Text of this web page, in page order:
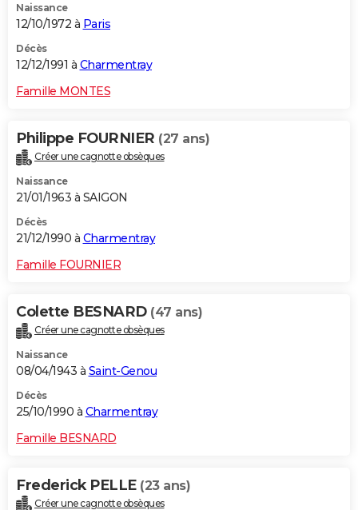
Naissance
12/10/1972 à Paris
Décès
12/12/1991 à Charmentray
Famille MONTES
Philippe FOURNIER (27 ans)
Créer une cagnotte obsèques
Naissance
21/01/1963 à SAIGON
Décès
21/12/1990 à Charmentray
Famille FOURNIER
Colette BESNARD (47 ans)
Créer une cagnotte obsèques
Naissance
08/04/1943 à Saint-Genou
Décès
25/10/1990 à Charmentray
Famille BESNARD
Frederick PELLE (23 ans)
Créer une cagnotte obsèques